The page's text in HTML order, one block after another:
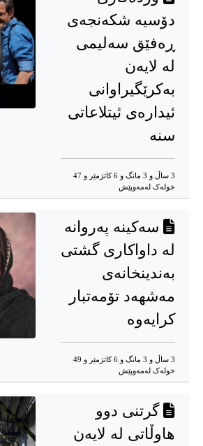
دۆسیە شکەنجەی
ڕەفێق سەلیمی
لە لایەن
بەکرێگیراوانی
ئیدارەی ئیتلاعاتی
سنە
3 ساڵ و 3 مانگ و 6 کاتژمێر و 47
خوله‌ک له‌مه‌وپێش‌
سەکینە پەروانە
لە داواکاری گشتی
بەندینخانەی
مەشهەد تۆمەتبار
کرایەوە
3 ساڵ و 3 مانگ و 6 کاتژمێر و 49
خوله‌ک له‌مه‌وپێش‌
گرتنی دوو
هاوڵاتی لە لایەن